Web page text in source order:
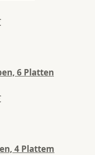
6 Platten
4 Plattem